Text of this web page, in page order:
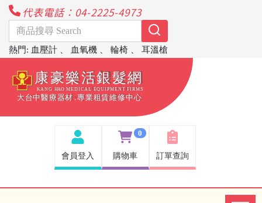
代表電話：04-2225-4973
熱門: 血壓計 血氧機 輪椅 耳溫槍
會員登入
0
購物車 訂單查詢